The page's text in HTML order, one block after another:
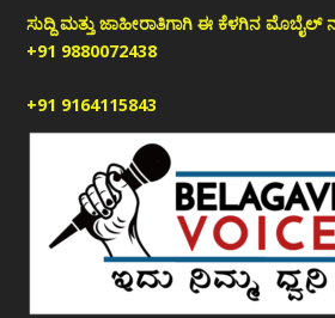
ಸುದ್ದಿ ಮತ್ತು ಜಾಹೀರಾತಿಗಾಗಿ ಈ ಕೆಳಗಿನ
+91 9880072438
+91 9164115843